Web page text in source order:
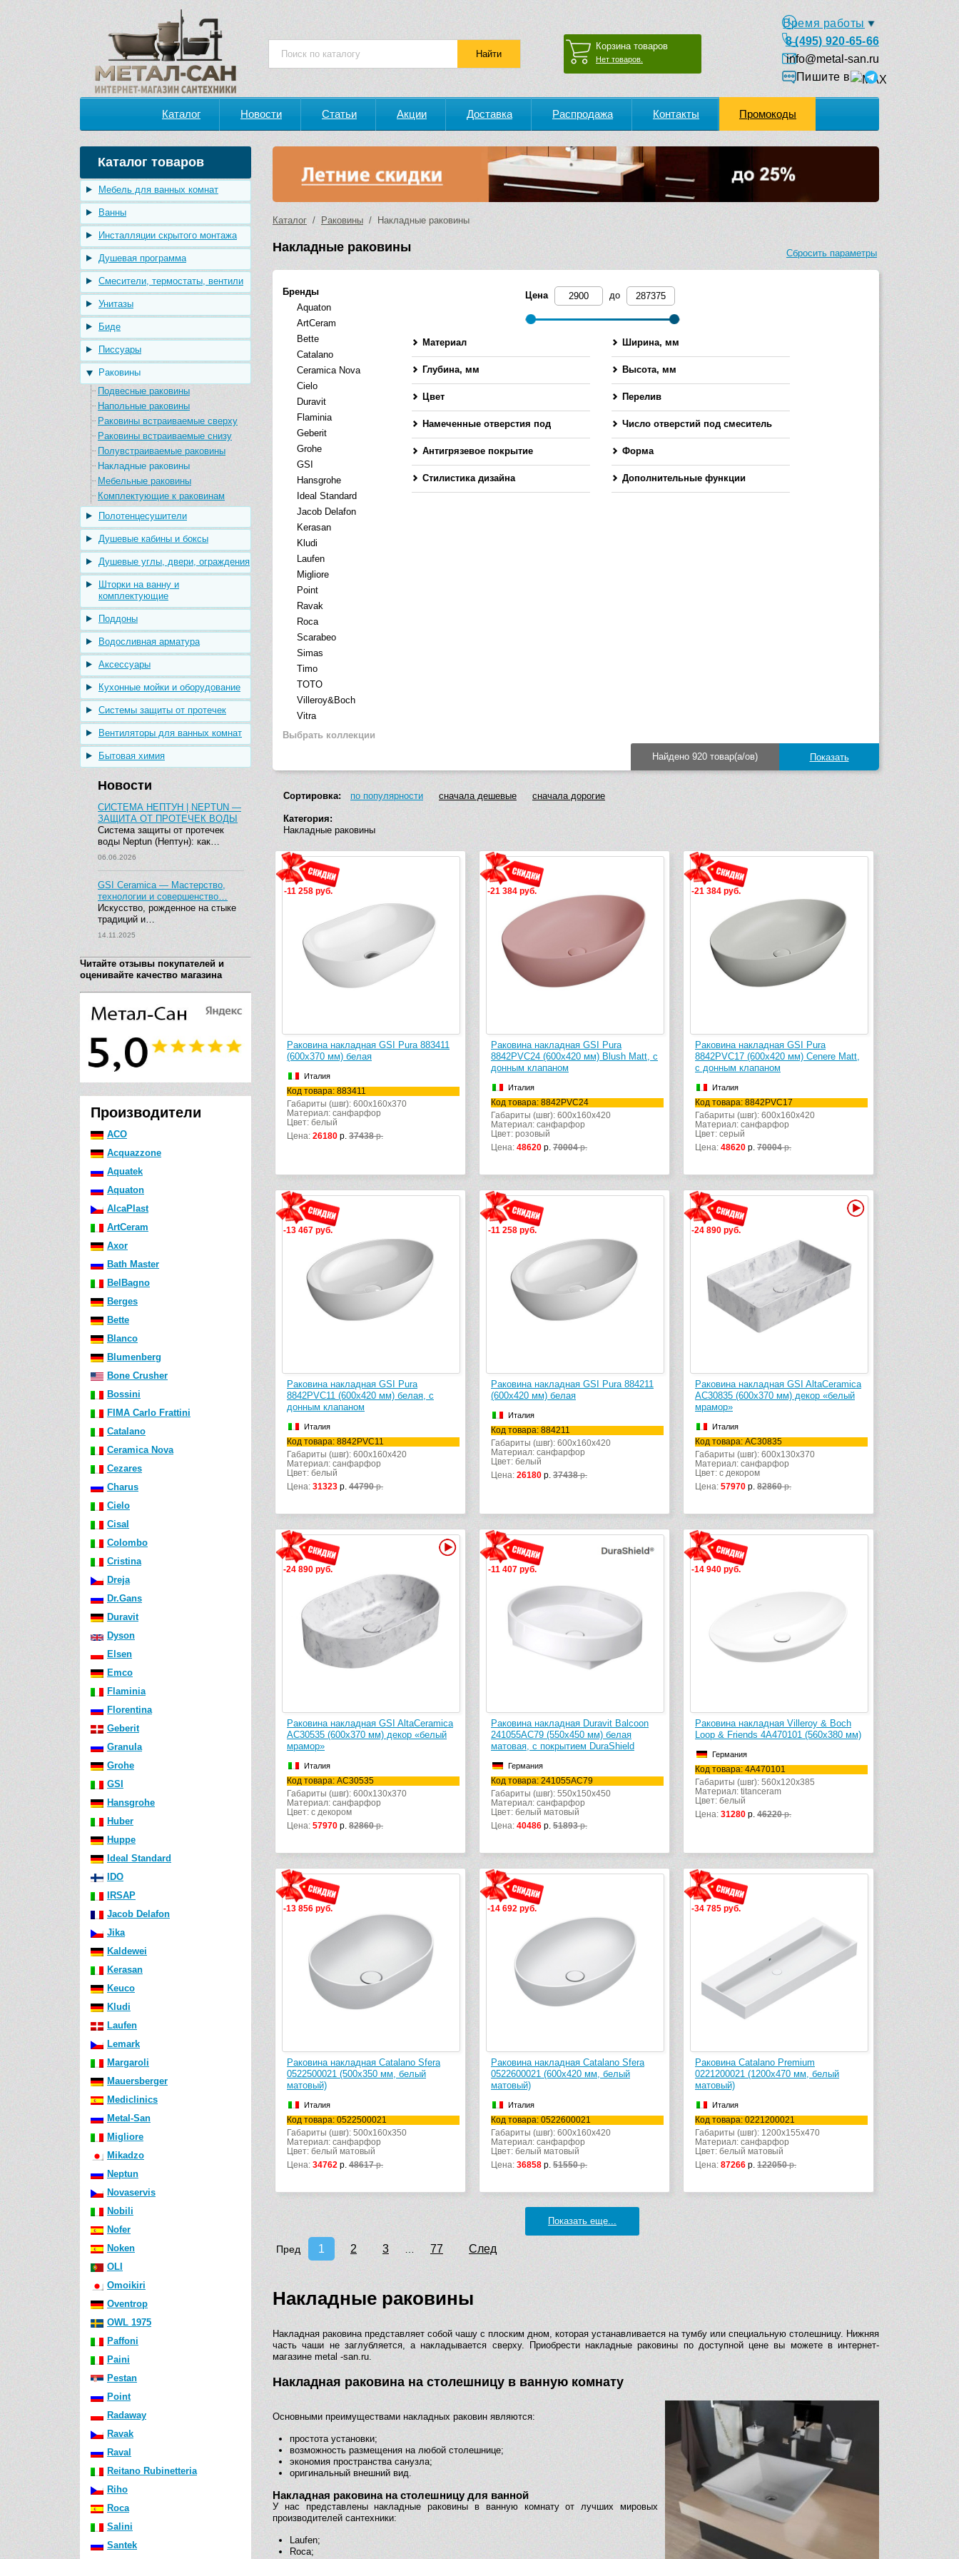
Корзина товаров
Нет товаров.
Время работы
8 (495) 920-65-66
info@metal-san.ru
Пишите в
Каталог Новости Статьи Акции Доставка Распродажа Контакты Промокоды
Каталог товаров
Мебель для ванных комнат
Ванны
Инсталляции скрытого монтажа
Душевая программа
Смесители, термостаты, вентили
Унитазы
Биде
Писсуары
Раковины
Подвесные раковины
Напольные раковины
Раковины встраиваемые сверху
Раковины встраиваемые снизу
Полувстраиваемые раковины
Накладные раковины
Мебельные раковины
Комплектующие к раковинам
Полотенцесушители
Душевые кабины и боксы
Душевые углы, двери, ограждения
Шторки на ванну и
комплектующие
Поддоны
Водосливная арматура
Аксессуары
Кухонные мойки и оборудование
Системы защиты от протечек
Вентиляторы для ванных комнат
Бытовая химия
Новости
СИСТЕМА НЕПТУН | NEPTUN —
ЗАЩИТА ОТ ПРОТЕЧЕК ВОДЫ
Система защиты от протечек
воды Neptun (Нептун): как…
06.06.2026
GSI Ceramica — Мастерство,
технологии и совершенство…
Искусство, рожденное на стыке
традиций и…
14.11.2025
Читайте отзывы покупателей и
оценивайте качество магазина
Производители
ACO
Acquazzone
Aquatek
Aquaton
AlcaPlast
ArtCeram
Axor
Bath Master
BelBagno
Berges
Bette
Blanco
Blumenberg
Bone Crusher
Bossini
FIMA Carlo Frattini
Catalano
Ceramica Nova
Cezares
Charus
Cielo
Cisal
Colombo
Cristina
Dreja
Dr.Gans
Duravit
Dyson
Elsen
Emco
Flaminia
Florentina
Geberit
Granula
Grohe
GSI
Hansgrohe
Huber
Huppe
Ideal Standard
IDO
IRSAP
Jacob Delafon
Jika
Kaldewei
Kerasan
Keuco
Kludi
Laufen
Lemark
Margaroli
Mauersberger
Mediclinics
Metal-San
Migliore
Mikadzo
Neptun
Novaservis
Nobili
Nofer
Noken
OLI
Omoikiri
Oventrop
OWL 1975
Paffoni
Paini
Pestan
Point
Radaway
Ravak
Raval
Reitano Rubinetteria
Riho
Roca
Salini
Santek
Каталог / Раковины / Накладные раковины
Накладные раковины Сбросить параметры
Бренды
Aquaton
ArtCeram
Bette
Catalano
Ceramica Nova
Cielo
Duravit
Flaminia
Geberit
Grohe
GSI
Hansgrohe
Ideal Standard
Jacob Delafon
Kerasan
Kludi
Laufen
Migliore
Point
Ravak
Roca
Scarabeo
Simas
Timo
TOTO
Villeroy&Boch
Vitra
Выбрать коллекции
Цена до
Материал
Ширина, мм
Глубина, мм
Высота, мм
Цвет Перелив
Намеченные отверстия под
смеситель
Число отверстий под смеситель
Антигрязевое покрытие Форма
Стилистика дизайна Дополнительные функции
Найдено 920 товар(а/ов)
Сортировка: по популярности сначала дешевые сначала дорогие
Категория:
Накладные раковины
-11 258 руб.
Раковина накладная GSI Pura 883411
(600х370 мм) белая
Италия
Код товара: 883411
Габариты (швг): 600x160x370
Материал: санфарфор
Цвет: белый
Цена: 26180 р. 37438р.
-21 384 руб.
Раковина накладная GSI Pura
8842PVC24 (600х420 мм) Blush Matt, с
донным клапаном
Италия
Код товара: 8842PVC24
Габариты (швг): 600x160x420
Материал: санфарфор
Цвет: розовый
Цена: 48620 р. 70004р.
-21 384 руб.
Раковина накладная GSI Pura
8842PVC17 (600х420 мм) Cenere Matt,
с донным клапаном
Италия
Код товара: 8842PVC17
Габариты (швг): 600x160x420
Материал: санфарфор
Цвет: серый
Цена: 48620 р. 70004р.
-13 467 руб.
Раковина накладная GSI Pura
8842PVC11 (600х420 мм) белая, с
донным клапаном
Италия
Код товара: 8842PVC11
Габариты (швг): 600x160x420
Материал: санфарфор
Цвет: белый
Цена: 31323 р. 44790р.
-11 258 руб.
Раковина накладная GSI Pura 884211
(600х420 мм) белая
Италия
Код товара: 884211
Габариты (швг): 600x160x420
Материал: санфарфор
Цвет: белый
Цена: 26180 р. 37438р.
-24 890 руб.
Раковина накладная GSI AltaCeramica
AC30835 (600х370 мм) декор «белый
мрамор»
Италия
Код товара: AC30835
Габариты (швг): 600x130x370
Материал: санфарфор
Цвет: с декором
Цена: 57970 р. 82860р.
-24 890 руб.
Видео
Раковина накладная GSI AltaCeramica
AC30535 (600х370 мм) декор «белый
мрамор»
Италия
Код товара: AC30535
Габариты (швг): 600x130x370
Материал: санфарфор
Цвет: с декором
Цена: 57970 р. 82860р.
-11 407 руб.
Раковина накладная Duravit Balcoon
241055AC79 (550х450 мм) белая
матовая, с покрытием DuraShield
Германия
Код товара: 241055AC79
Габариты (швг): 550x150x450
Материал: санфарфор
Цвет: белый матовый
Цена: 40486 р. 51893р.
-14 940 руб.
Раковина накладная Villeroy & Boch
Loop & Friends 4A470101 (560х380 мм)
Германия
Код товара: 4A470101
Габариты (швг): 560x120x385
Материал: titanceram
Цвет: белый
Цена: 31280 р. 46220р.
-13 856 руб.
Раковина накладная Catalano Sfera
0522500021 (500х350 мм, белый
матовый)
Италия
Код товара: 0522500021
Габариты (швг): 500x160x350
Материал: санфарфор
Цвет: белый матовый
Цена: 34762 р. 48617р.
-14 692 руб.
Раковина накладная Catalano Sfera
0522600021 (600х420 мм, белый
матовый)
Италия
Код товара: 0522600021
Габариты (швг): 600x160x420
Материал: санфарфор
Цвет: белый матовый
Цена: 36858 р. 51550р.
-34 785 руб.
Раковина Catalano Premium
0221200021 (1200х470 мм, белый
матовый)
Италия
Код товара: 0221200021
Габариты (швг): 1200x155x470
Материал: санфарфор
Цвет: белый матовый
Цена: 87266 р. 122050р.
Показать еще...
Пред 1 2 3 77 След
Накладные раковины
Накладная раковина представляет собой чашу с плоским дном, которая устанавливается на тумбу или специальную столешницу. Нижняя
часть чаши не заглубляется, а накладывается сверху. Приобрести накладные раковины по доступной цене вы можете в интернет-
магазине metal -san.ru.
Накладная раковина на столешницу в ванную комнату
Основными преимуществами накладных раковин являются:
простота установки;
возможность размещения на любой столешнице;
экономия пространства санузла;
оригинальный внешний вид.
Накладная раковина на столешницу для ванной
У нас представлены накладные раковины в ванную комнату от лучших мировых
производителей сантехники:
Laufen;
Roca;